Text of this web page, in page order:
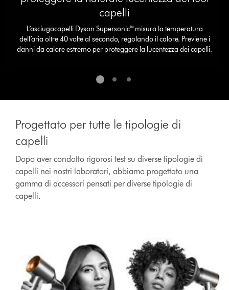
capelli
L’asciugacapelli Dyson Supersonic™ misura la temperatura
dell’aria oltre 40 volte al secondo, regolando il calore. Previene i
danni da calore estremo per proteggere la lucentezza dei capelli.
Progettato per tutte le tipologie di
capelli
Dopo aver condotto rigorosi test su diverse tipologie di
capelli nei nostri laboratori, abbiamo progettato una
gamma di accessori pensati per diverse tipologie di
capelli.